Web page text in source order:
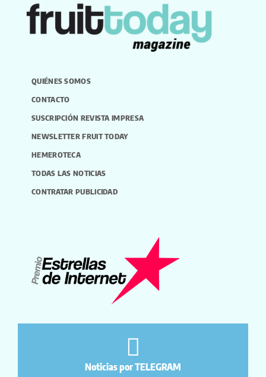
QUIÉNES SOMOS
CONTACTO
SUSCRIPCIÓN REVISTA IMPRESA
NEWSLETTER FRUIT TODAY
HEMEROTECA
TODAS LAS NOTICIAS
CONTRATAR PUBLICIDAD
Noticias por TELEGRAM